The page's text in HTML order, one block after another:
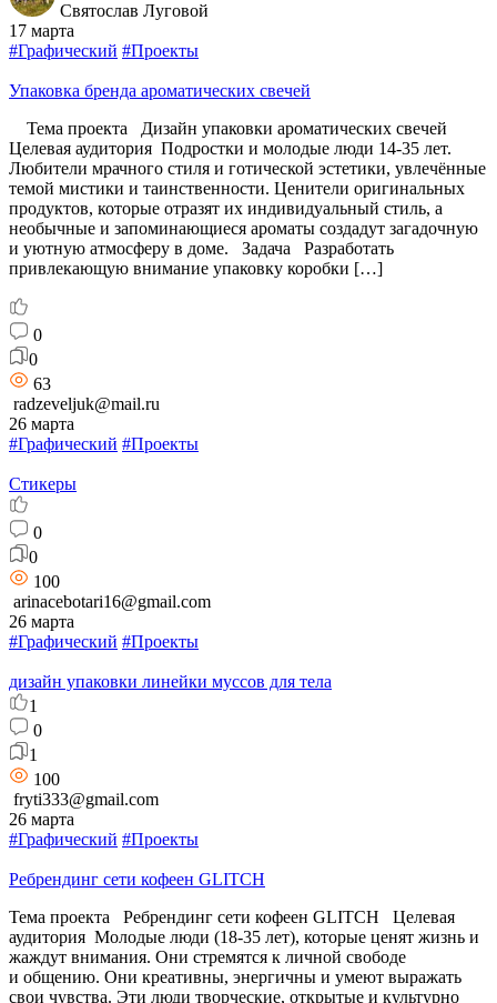
Святослав Луговой
17 марта
#Графический #Проекты
Упаковка бренда ароматических свечей
Тема проекта Дизайн упаковки ароматических свечей
Целевая аудитория Подростки и молодые люди 14-35 лет.
Любители мрачного стиля и готической эстетики, увлечённые
темой мистики и таинственности. Ценители оригинальных
продуктов, которые отразят их индивидуальный стиль, а
необычные и запоминающиеся ароматы создадут загадочную
и уютную атмосферу в доме. Задача Разработать
привлекающую внимание упаковку коробки […]
0
0
63
radzeveljuk@mail.ru
26 марта
#Графический #Проекты
Стикеры
0
0
100
arinacebotari16@gmail.com
26 марта
#Графический #Проекты
дизайн упаковки линейки муссов для тела
1
0
1
100
fryti333@gmail.com
26 марта
#Графический #Проекты
Ребрендинг сети кофеен GLITCH
Тема проекта Ребрендинг сети кофеен GLITCH Целевая
аудитория Молодые люди (18-35 лет), которые ценят жизнь и
жаждут внимания. Они стремятся к личной свободе
и общению. Они креативны, энергичны и умеют выражать
свои чувства. Эти люди творческие, открытые и культурно